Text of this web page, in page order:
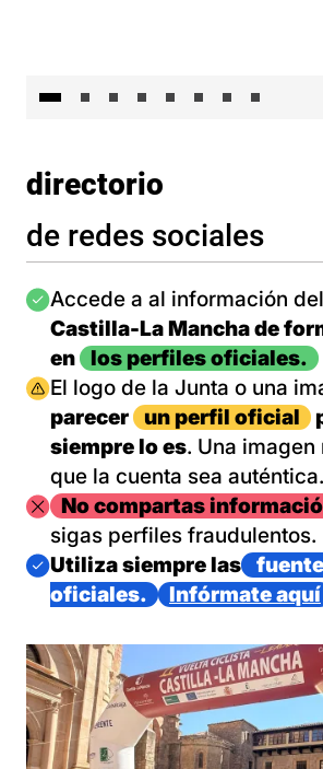
directorio
de redes sociales
Imagen
Accede a al información del
Castilla-La Mancha de
en
los perfiles oficiales.
Imagen
El logo de la Junta o una
parecer
un perfil oficial
siempre lo es. Una
que la cuenta sea auténtica.
ImagenNo compartas
sigas perfiles fraudulentos.
Imagen
Utiliza siempre las
oficiales.
Infórmate aquí